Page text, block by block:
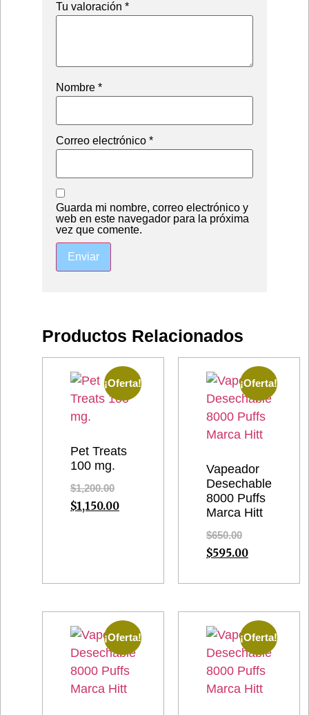
Tu valoración *
Nombre *
Correo electrónico *
Guarda mi nombre, correo electrónico y
web en este navegador para la próxima
vez que comente.
Productos Relacionados
¡Oferta!
Pet Treats
100 mg.
$1,200.00
$1,150.00
¡Oferta!
Vapeador
Desechable
8000 Puffs
Marca Hitt
$650.00
$595.00
¡Oferta! ¡Oferta!